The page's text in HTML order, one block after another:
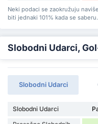
Neki podaci se zaokružuju
biti jednaki 101% kada se saberu.
Slobodni Udarci,
Slobodni Udarci
Slobodni Udarci